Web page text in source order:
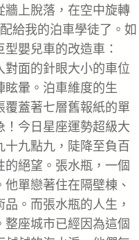
牆上脫落，在空中旋轉
給我的泊車學徒了。如
嬰兒車的改造車：
對面的針眼大小的車位
暈。泊車維度的生
蓋著七層舊報紙的單
今日星座運勢超級大
九點九，陡降至負百
絕望。張水瓶，一個
單戀著住在隔壁棟、
。而張水瓶的人生，
座城市已經因為這個